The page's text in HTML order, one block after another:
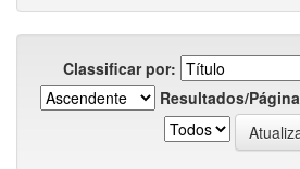
Classificar por:
Resultados/Página